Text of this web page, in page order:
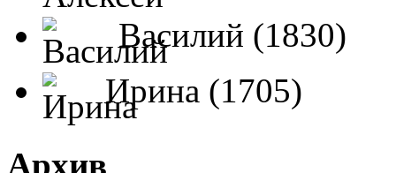
Василий (1830)
Ирина (1705)
Архив